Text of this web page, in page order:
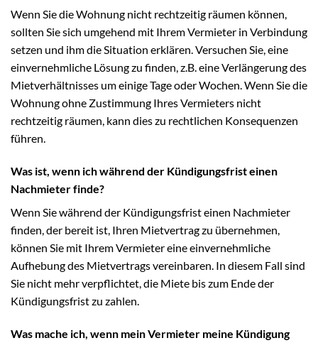
Wenn Sie die Wohnung nicht rechtzeitig räumen können,
sollten Sie sich umgehend mit Ihrem Vermieter in Verbindung
setzen und ihm die Situation erklären. Versuchen Sie, eine
einvernehmliche Lösung zu finden, z.B. eine Verlängerung des
Mietverhältnisses um einige Tage oder Wochen. Wenn Sie die
Wohnung ohne Zustimmung Ihres Vermieters nicht
rechtzeitig räumen, kann dies zu rechtlichen Konsequenzen
führen.
Was ist, wenn ich während der Kündigungsfrist einen
Nachmieter finde?
Wenn Sie während der Kündigungsfrist einen Nachmieter
finden, der bereit ist, Ihren Mietvertrag zu übernehmen,
können Sie mit Ihrem Vermieter eine einvernehmliche
Aufhebung des Mietvertrags vereinbaren. In diesem Fall sind
Sie nicht mehr verpflichtet, die Miete bis zum Ende der
Kündigungsfrist zu zahlen.
Was mache ich, wenn mein Vermieter meine Kündigung